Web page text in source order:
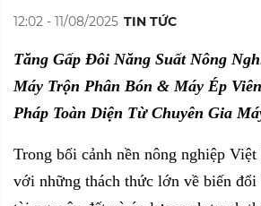
12:02 - 11/08/2025 TIN TỨC
Tăng Gấp Đôi Năng Suất Nông
Máy Trộn Phân Bón & Máy Ép
Pháp Toàn Diện Từ Chuyên Gia
Trong bối cảnh nền nông nghiệp
với những thách thức lớn về biến